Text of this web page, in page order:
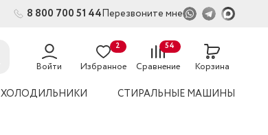
8 800 700 51 44Перезвоните мне
Войти Избранное
2
Сравнение
54
Корзина
ХОЛОДИЛЬНИКИ СТИРАЛЬНЫЕ МАШИНЫ